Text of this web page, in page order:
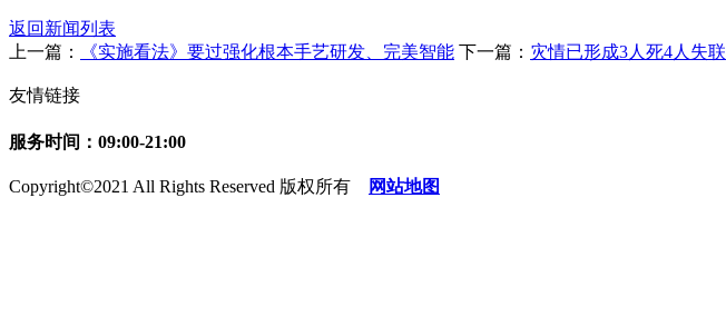
返回新闻列表
上一篇：
《实施看法》要过强化根本手艺研发、完美智能 下一篇： 灾情已形成3人死4人失联
友情链接
服务时间：09:00-21:00
Copyright©2021 All Rights Reserved 版权所有 网站地图